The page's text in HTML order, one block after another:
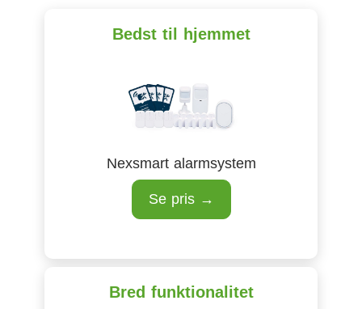
Bedst til hjemmet
Nexsmart alarmsystem
Se pris →
Bred funktionalitet